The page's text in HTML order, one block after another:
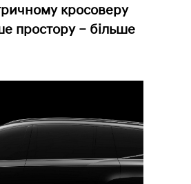
кросоверу
простору – більше